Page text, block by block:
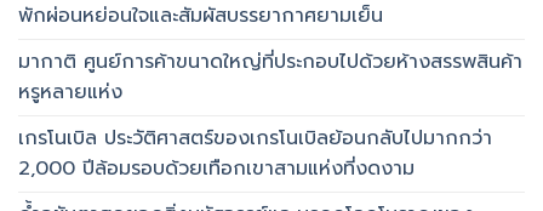
พักผ่อนหย่อนใจและสัมผัสบรรยากาศยามเย็น
มากาติ ศูนย์การค้าขนาดใหญ่ที่ประกอบไปด้วยห้างสรรพสินค้า
หรูหลายแห่ง
เกรโนเบิล ประวัติศาสตร์ของเกรโนเบิลย้อนกลับไปมากกว่า
2,000 ปีล้อมรอบด้วยเทือกเขาสามแห่งที่งดงาม